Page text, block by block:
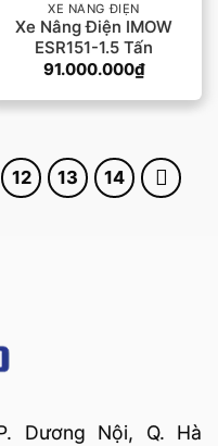
XE NÂNG ĐIỆN
Xe Nâng Điện IMOW
ESR151-1.5 Tấn
91.000.000₫
12 13 14
Dương Nội, Q. Hà